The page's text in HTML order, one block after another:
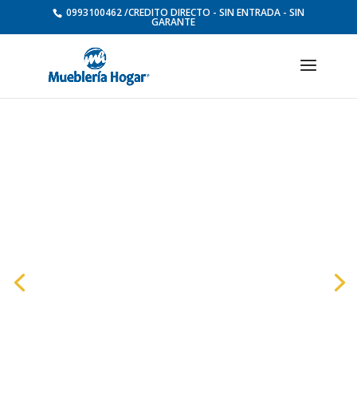
0993100462 /CREDITO DIRECTO - SIN ENTRADA - SIN
GARANTE